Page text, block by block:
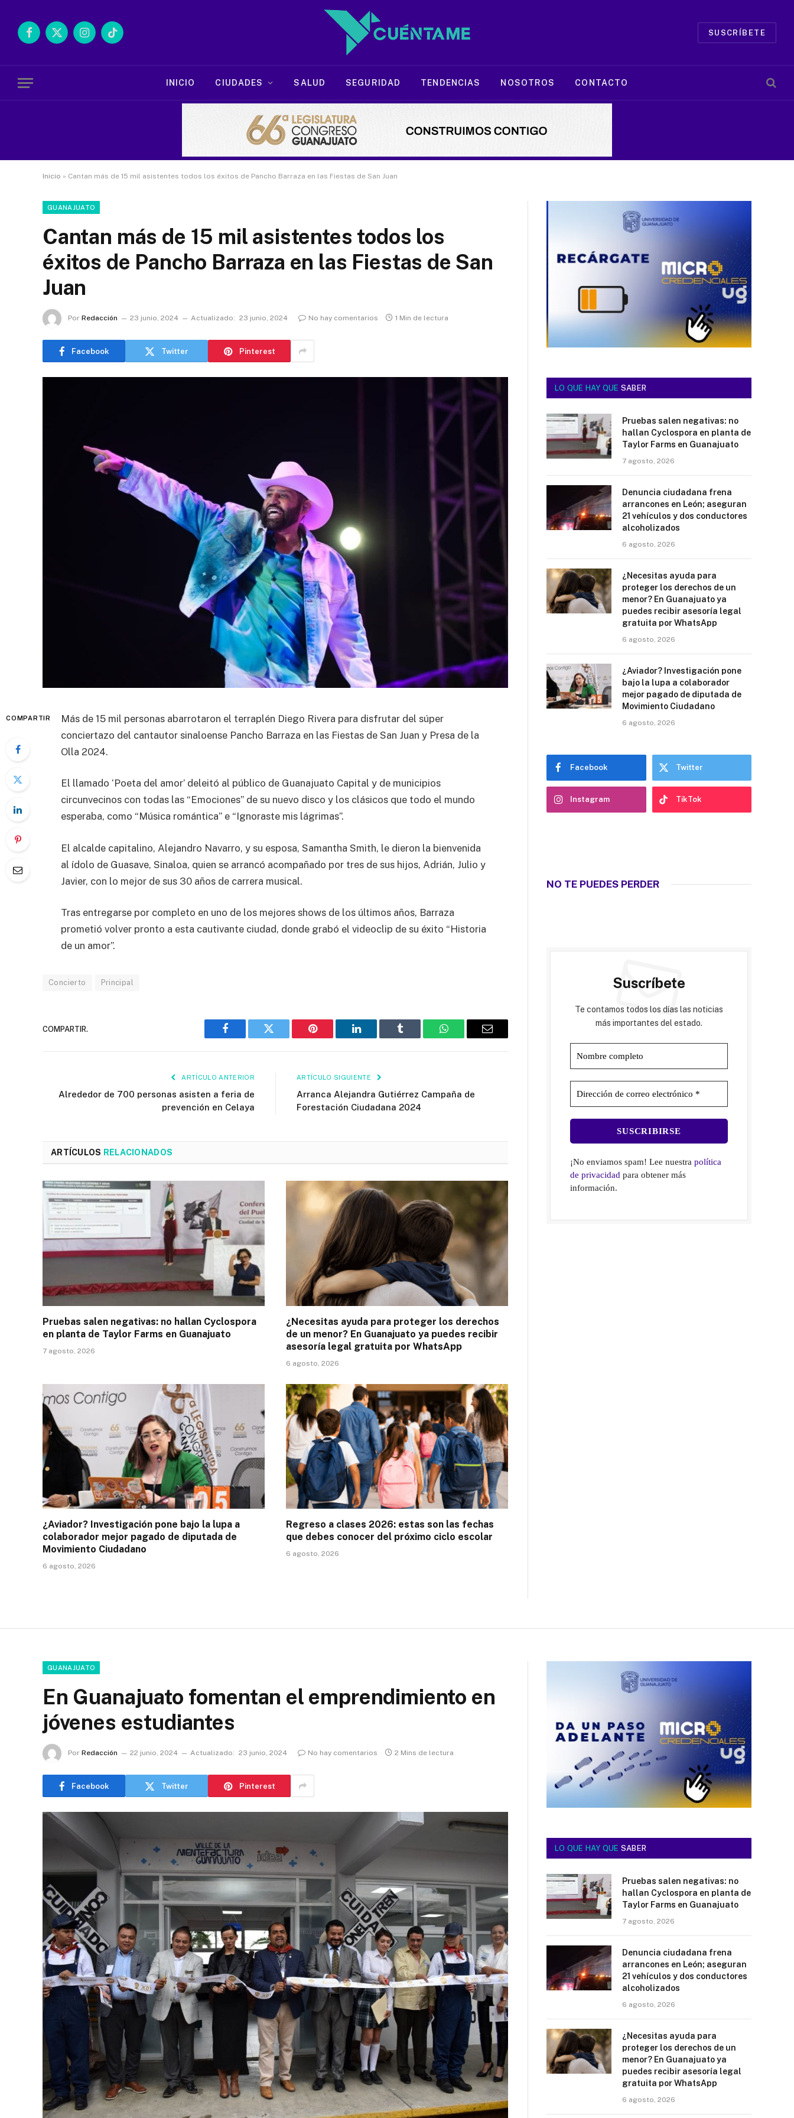
Facebook
X
InstagramTikTok
SUSCRÍBETE
INICIO CIUDADES SALUD SEGURIDAD TENDENCIAS NOSOTROS CONTACTO
Inicio » Cantan más de 15 mil asistentes todos los éxitos de Pancho Barraza en las Fiestas de San Juan
GUANAJUATO
Cantan más de 15 mil asistentes todos los
éxitos de Pancho Barraza en las Fiestas de San
Juan
Por Redacción 23 junio, 2024 Actualizado: 23 junio, 2024 No hay comentarios 1 Min de lectura
Facebook Twitter Pinterest
COMPARTIR
Más de 15 mil personas abarrotaron el terraplén Diego Rivera para disfrutar del súper
conciertazo del cantautor sinaloense Pancho Barraza en las Fiestas de San Juan y Presa de la
Olla 2024.
El llamado ‘Poeta del amor’ deleitó al público de Guanajuato Capital y de municipios
circunvecinos con todas las “Emociones” de su nuevo disco y los clásicos que todo el mundo
esperaba, como “Música romántica” e “Ignoraste mis lágrimas”.
El alcalde capitalino, Alejandro Navarro, y su esposa, Samantha Smith, le dieron la bienvenida
al ídolo de Guasave, Sinaloa, quien se arrancó acompañado por tres de sus hijos, Adrián, Julio y
Javier, con lo mejor de sus 30 años de carrera musical.
Tras entregarse por completo en uno de los mejores shows de los últimos años, Barraza
prometió volver pronto a esta cautivante ciudad, donde grabó el videoclip de su éxito “Historia
de un amor”.
Concierto Principal
COMPARTIR.
Facebook Twitter Pinterest LinkedIn Tumblr WhatsAppEmail
ARTÍCULO ANTERIOR
Alrededor de 700 personas asisten a feria de
prevención en Celaya
ARTÍCULO SIGUIENTE
Arranca Alejandra Gutiérrez Campaña de
Forestación Ciudadana 2024
ARTÍCULOS RELACIONADOS
Pruebas salen negativas: no hallan Cyclospora
en planta de Taylor Farms en Guanajuato
7 agosto, 2026
¿Necesitas ayuda para proteger los derechos
de un menor? En Guanajuato ya puedes recibir
asesoría legal gratuita por WhatsApp
6 agosto, 2026
¿Aviador? Investigación pone bajo la lupa a
colaborador mejor pagado de diputada de
Movimiento Ciudadano
6 agosto, 2026
Regreso a clases 2026: estas son las fechas
que debes conocer del próximo ciclo escolar
6 agosto, 2026
LO QUE HAY QUE SABER
Pruebas salen negativas: no
hallan Cyclospora en planta de
Taylor Farms en Guanajuato
7 agosto, 2026
Denuncia ciudadana frena
arrancones en León; aseguran
21 vehículos y dos conductores
alcoholizados
6 agosto, 2026
¿Necesitas ayuda para
proteger los derechos de un
menor? En Guanajuato ya
puedes recibir asesoría legal
gratuita por WhatsApp
6 agosto, 2026
¿Aviador? Investigación pone
bajo la lupa a colaborador
mejor pagado de diputada de
Movimiento Ciudadano
6 agosto, 2026
Facebook Twitter
Instagram TikTok
NO TE PUEDES PERDER
Suscríbete
Te contamos todos los días las noticias
más importantes del estado.
¡No enviamos spam! Lee nuestrapolítica
de privacidad para obtener más
información.
GUANAJUATO
En Guanajuato fomentan el emprendimiento en
jóvenes estudiantes
Por Redacción 22 junio, 2024 Actualizado: 23 junio, 2024 No hay comentarios 2 Mins de lectura
Facebook Twitter Pinterest
LO QUE HAY QUE SABER
Pruebas salen negativas: no
hallan Cyclospora en planta de
Taylor Farms en Guanajuato
7 agosto, 2026
Denuncia ciudadana frena
arrancones en León; aseguran
21 vehículos y dos conductores
alcoholizados
6 agosto, 2026
¿Necesitas ayuda para
proteger los derechos de un
menor? En Guanajuato ya
puedes recibir asesoría legal
gratuita por WhatsApp
6 agosto, 2026